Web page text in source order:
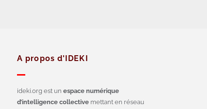
A propos d'IDEKI
ideki.org est un espace numérique
d’intelligence collective mettant en réseau